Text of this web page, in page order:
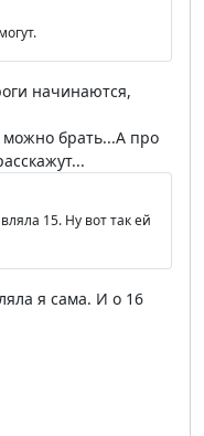
начинаются,
можно брать...А про
15. Ну вот так ей
я сама. И о 16